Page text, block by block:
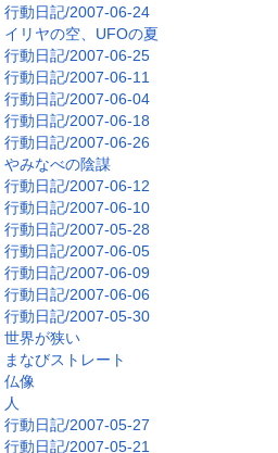
行動日記/2007-06-24
イリヤの空、UFOの夏
行動日記/2007-06-25
行動日記/2007-06-11
行動日記/2007-06-04
行動日記/2007-06-18
行動日記/2007-06-26
やみなべの陰謀
行動日記/2007-06-12
行動日記/2007-06-10
行動日記/2007-05-28
行動日記/2007-06-05
行動日記/2007-06-09
行動日記/2007-06-06
行動日記/2007-05-30
世界が狭い
まなびストレート
仏像
人
行動日記/2007-05-27
行動日記/2007-05-21